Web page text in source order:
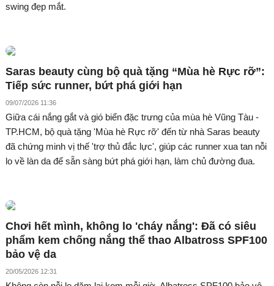
swing đẹp mắt.
Saras beauty cùng bộ quà tặng “Mùa hè Rực rỡ”:
Tiếp sức runner, bứt phá giới hạn
09/07/2026 11:36
Giữa cái nắng gắt và gió biển đặc trưng của mùa hè Vũng Tàu -
TP.HCM, bộ quà tặng 'Mùa hè Rực rỡ' đến từ nhà Saras beauty
đã chứng minh vị thế 'trợ thủ đắc lực', giúp các runner xua tan nỗi
lo về làn da để sẵn sàng bứt phá giới hạn, làm chủ đường đua.
Chơi hết mình, không lo 'cháy nắng': Đã có siêu
phẩm kem chống nắng thể thao Albatross SPF100
bảo vệ da
20/05/2026 12:31